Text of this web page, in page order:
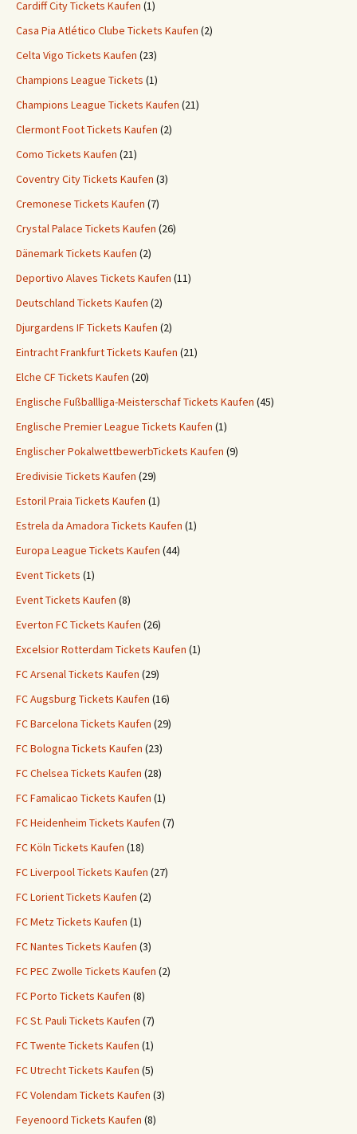
Cardiff City Tickets Kaufen (1)
Casa Pia Atlético Clube Tickets Kaufen (2)
Celta Vigo Tickets Kaufen (23)
Champions League Tickets (1)
Champions League Tickets Kaufen (21)
Clermont Foot Tickets Kaufen (2)
Como Tickets Kaufen (21)
Coventry City Tickets Kaufen (3)
Cremonese Tickets Kaufen (7)
Crystal Palace Tickets Kaufen (26)
Dänemark Tickets Kaufen (2)
Deportivo Alaves Tickets Kaufen (11)
Deutschland Tickets Kaufen (2)
Djurgardens IF Tickets Kaufen (2)
Eintracht Frankfurt Tickets Kaufen (21)
Elche CF Tickets Kaufen (20)
Englische Fußballliga-Meisterschaf Tickets Kaufen (45)
Englische Premier League Tickets Kaufen (1)
Englischer PokalwettbewerbTickets Kaufen (9)
Eredivisie Tickets Kaufen (29)
Estoril Praia Tickets Kaufen (1)
Estrela da Amadora Tickets Kaufen (1)
Europa League Tickets Kaufen (44)
Event Tickets (1)
Event Tickets Kaufen (8)
Everton FC Tickets Kaufen (26)
Excelsior Rotterdam Tickets Kaufen (1)
FC Arsenal Tickets Kaufen (29)
FC Augsburg Tickets Kaufen (16)
FC Barcelona Tickets Kaufen (29)
FC Bologna Tickets Kaufen (23)
FC Chelsea Tickets Kaufen (28)
FC Famalicao Tickets Kaufen (1)
FC Heidenheim Tickets Kaufen (7)
FC Köln Tickets Kaufen (18)
FC Liverpool Tickets Kaufen (27)
FC Lorient Tickets Kaufen (2)
FC Metz Tickets Kaufen (1)
FC Nantes Tickets Kaufen (3)
FC PEC Zwolle Tickets Kaufen (2)
FC Porto Tickets Kaufen (8)
FC St. Pauli Tickets Kaufen (7)
FC Twente Tickets Kaufen (1)
FC Utrecht Tickets Kaufen (5)
FC Volendam Tickets Kaufen (3)
Feyenoord Tickets Kaufen (8)